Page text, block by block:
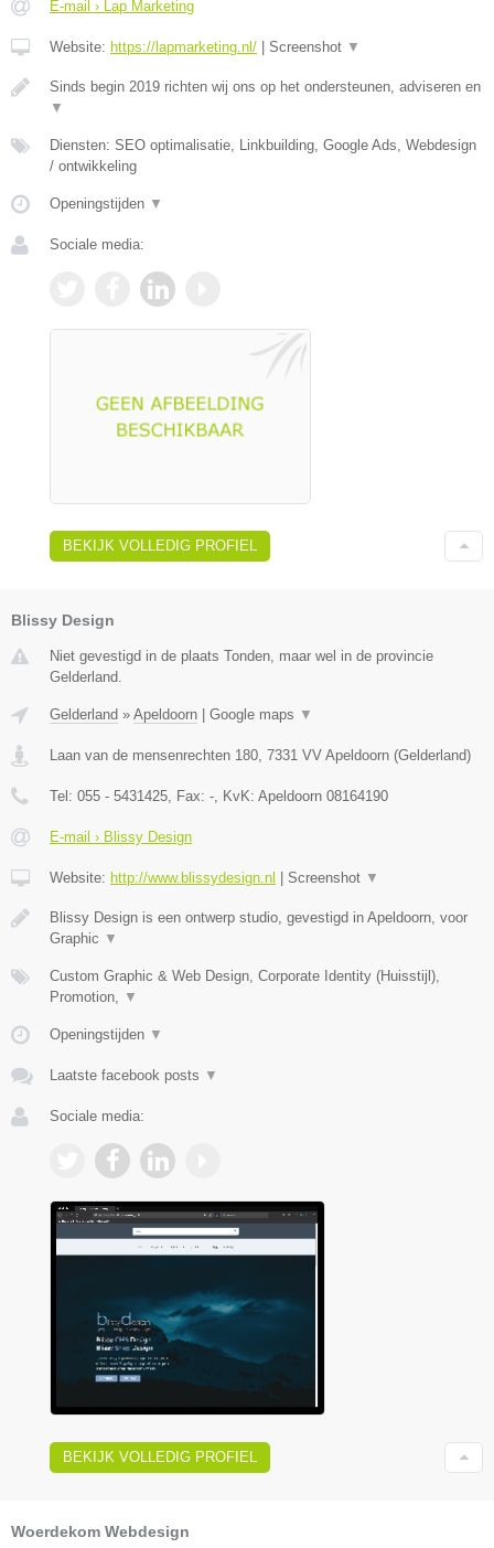
E-mail › Lap Marketing
Website: https://lapmarketing.nl/ Screenshot ▼
Sinds begin 2019 richten wij ons op het ondersteunen, adviseren en
▼
Diensten: SEO optimalisatie, Linkbuilding, Google Ads, Webdesign
/ ontwikkeling
Openingstijden ▼
Sociale media:
BEKIJK VOLLEDIG PROFIEL
Blissy Design
Niet gevestigd in de plaats Tonden, maar wel in de provincie
Gelderland.
Gelderland » Apeldoorn Google maps ▼
Laan van de mensenrechten 180 7331 VV Apeldoorn (Gelderland)
Tel: 055 - 5431425 , Fax: - , KvK: Apeldoorn 08164190
E-mail › Blissy Design
Website: http://www.blissydesign.nl Screenshot ▼
Blissy Design is een ontwerp studio, gevestigd in Apeldoorn, voor
Graphic ▼
Custom Graphic & Web Design, Corporate Identity (Huisstijl),
Promotion,
▼
Openingstijden ▼
Laatste facebook posts ▼
Sociale media:
BEKIJK VOLLEDIG PROFIEL
Woerdekom Webdesign